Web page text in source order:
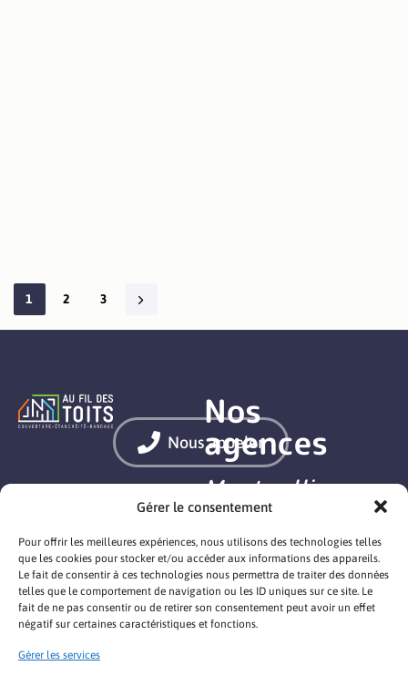
Gérer le consentement
Pour offrir les meilleures expériences, nous utilisons des technologies telles
que les cookies pour stocker et/ou accéder aux informations des appareils.
Le fait de consentir à ces technologies nous permettra de traiter des données
telles que le comportement de navigation ou les ID uniques sur ce site. Le
fait de ne pas consentir ou de retirer son consentement peut avoir un effet
négatif sur certaines caractéristiques et fonctions.
Gérer les services
1 2 3
Nous appeler
Politique de cookies
Déclaration de confidentialité
Site créé par : COQ NOIR
Nos
agences
Montpellier
Nîmes
Béziers
Paris